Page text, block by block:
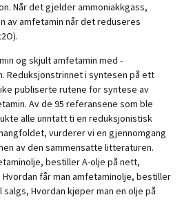
Når det gjelder ammoniakkgass,
av amfetamin når det reduseres
og skjult amfetamin med -
Reduksjonstrinnet i syntesen på ett
publiserte rutene for syntese av
Av de 95 referansene som ble
alle unntatt ti en reduksjonistisk
vurderer vi en gjennomgang
av den sammensatte litteraturen.
bestiller A-olje på nett,
får man amfetaminolje, bestiller
Hvordan kjøper man en olje på